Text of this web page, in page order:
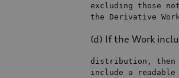
excluding those
the Derivative
(d) If the Work
distribution, then
include
a readable